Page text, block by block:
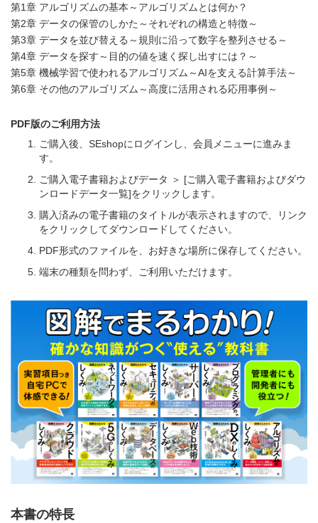
第1章 アルゴリズムの基本～アルゴリズムとは何か？
第2章 データの保管のしかた～それぞれの構造と特徴～
第3章 データを並び替える～規則に沿って数字を整列させる～
第4章 データを探す～⽬的の値を速く探し出すには？～
第5章 機械学習で使われるアルゴリズム～AIを⽀える計算⼿法～
第6章 その他のアルゴリズム～⾼度に活⽤される応⽤事例～
PDF版のご利用方法
ご購入後、SEshopにログインし、会員メニューに進みま
す。
ご購入電子書籍およびデータ ＞ [ご購入電子書籍およびダウ
ンロードデータ一覧]をクリックします。
購入済みの電子書籍のタイトルが表示されますので、リンク
をクリックしてダウンロードしてください。
PDF形式のファイルを、お好きな場所に保存してください。
端末の種類を問わず、ご利用いただけます。
本書の特長